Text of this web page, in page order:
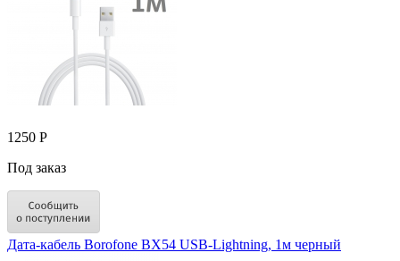
1250 Р
Под заказ
Дата-кабель Borofone BX54 USB-Lightning, 1м черный